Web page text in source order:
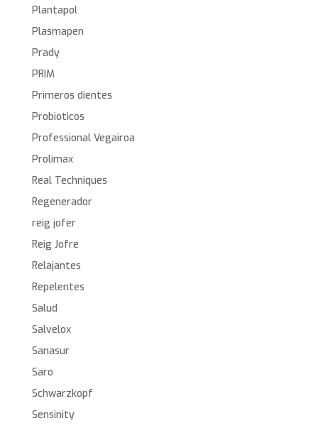
Plantapol
Plasmapen
Prady
PRIM
Primeros dientes
Probioticos
Professional Vegairoa
Prolimax
Real Techniques
Regenerador
reig jofer
Reig Jofre
Relajantes
Repelentes
Salud
Salvelox
Sanasur
Saro
Schwarzkopf
Sensinity